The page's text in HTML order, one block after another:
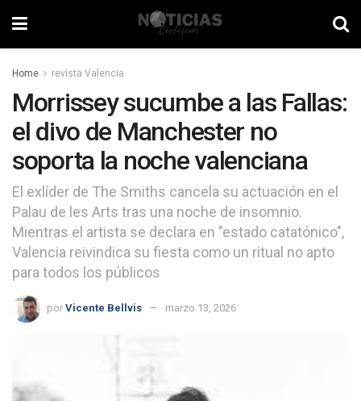
Home revista Valencia
Morrissey sucumbe a las Fallas:
el divo de Manchester no
soporta la noche valenciana
El exlíder de The Smiths cancela su actuación en el
Palau de les Arts tras una noche de insomnio.
Mientras el artista se declara en "estado catatónico",
Valencia reivindica su fiesta como un ritual no apto
para todos los públicos
por Vicente Bellvis marzo 13, 2026